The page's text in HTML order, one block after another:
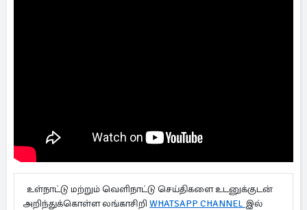
உள்நாட்டு மற்றும் வெளிநாட்டு செய்திகளை உடனுக்குடன்
அறிந்துக்கொள்ள லங்காசிறி WHATSAPP CHANNEL இல்